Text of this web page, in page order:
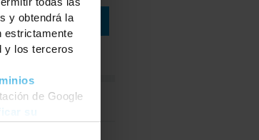
y obtendrá la
estrictamente
y los terceros
de Google
su
EN LÍNEA